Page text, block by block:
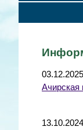
03.12.2025
13.10.2024